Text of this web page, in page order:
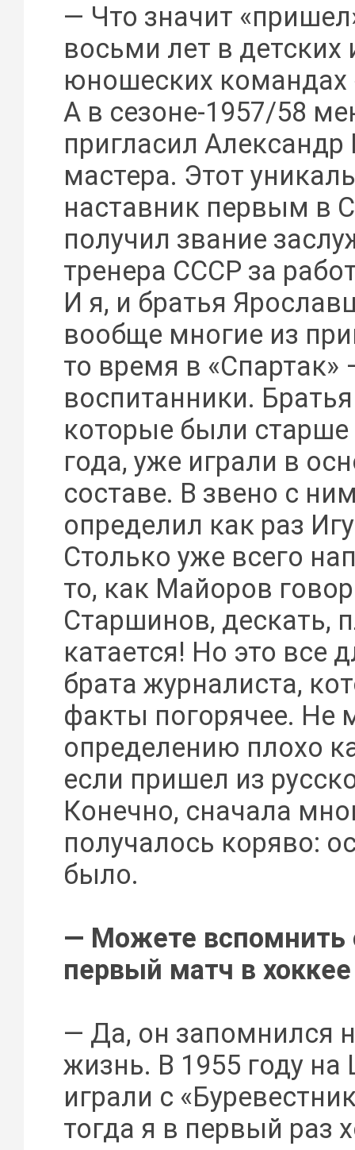
— Что значит
восьми лет в детских
юношеских командах
А в сезоне-1957/58
пригласил
мастера. Этот
наставник первым в
получил звание
тренера СССР за
И я, и братья
вообще многие из
то время в «Спартак»
воспитанники.
которые были
года, уже играли в
составе. В звено с
определил как раз
Столько уже всего
то, как Майоров
Старшинов, дескать,
катается! Но это все
брата журналиста,
факты погорячее. Не
определению плохо
если пришел из
Конечно, сначала
получалось коряво:
было.
— Можете вспомнить
первый матч в
— Да, он запомнился
жизнь. В 1955 году
играли с
тогда я в первый раз